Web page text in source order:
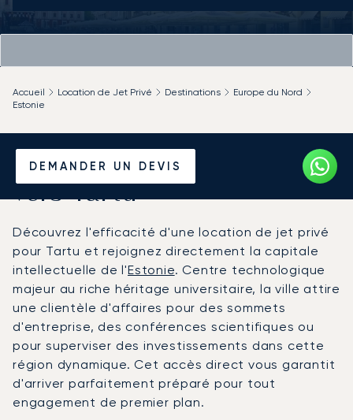
DEMANDER UN DEVIS
Accueil Location de Jet Privé Destinations
Europe du Nord
Estonie
Louer un Jet Privé depuis et
vers Tartu
Découvrez l'efficacité d'une location de jet privé
pour Tartu et rejoignez directement la capitale
intellectuelle de l'Estonie. Centre technologique
majeur au riche héritage universitaire, la ville attire
une clientèle d'affaires pour des sommets
d'entreprise, des conférences scientifiques ou
pour superviser des investissements dans cette
région dynamique. Cet accès direct vous garantit
d'arriver parfaitement préparé pour tout
engagement de premier plan.